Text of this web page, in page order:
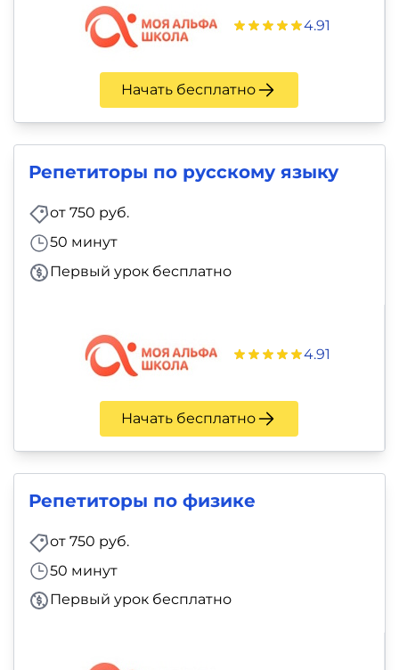
4.91
Начать бесплатно
Репетиторы по русскому языку
от 750 руб.
50 минут
Первый урок бесплатно
4.91
Начать бесплатно
Репетиторы по физике
от 750 руб.
50 минут
Первый урок бесплатно